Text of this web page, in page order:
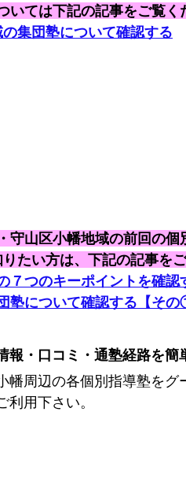
ては下記の記事をご覧く
集団塾について確認する
守山区小幡地域の前回の個
たい方は、下記の記事をご
７つのキーポイントを確認
塾について確認する【その
報・口コミ・通塾経路を簡
周辺の各個別指導塾をグ
用下さい。